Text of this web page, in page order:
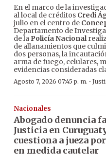
En el marco de la
al local de créditos Credi
julio en el centro de
Departamento de
de la Policía Nacional
de allanamientos que
dos personas, la
arma de fuego, celulares,
evidencias consideradas
Agosto 7, 2026 07:45 p. m. ·
Nacionales
Abogado denuncia
Justicia en
cuestiona a jueza
en medida cautelar